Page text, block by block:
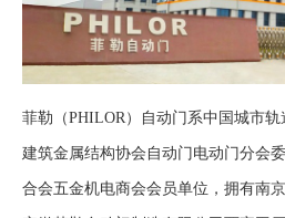
菲勒（PHILOR）自动门系中国城市
建筑金属结构协会自动门电动门分会
合会五金机电商会会员单位，拥有南